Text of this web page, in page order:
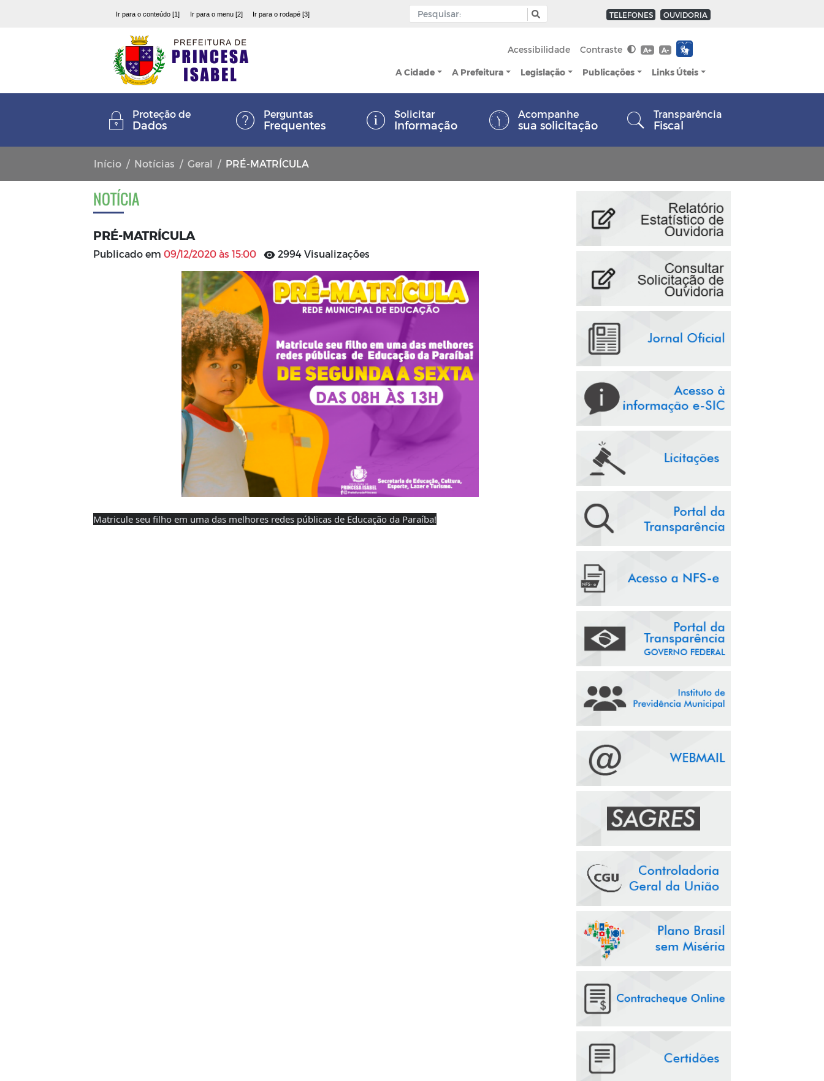
Ir para o conteúdo [1] Ir para o menu [2] Ir para o rodapé [3] TELEFONES OUVIDORIA
Acessibilidade Contraste A+ A-
A Cidade A Prefeitura Legislação Publicações Links Úteis
Proteção de
Dados
Perguntas
Frequentes
Solicitar
Informação
Acompanhe
sua solicitação
Transparência
Fiscal
Início Notícias Geral PRÉ-MATRÍCULA
NOTÍCIA
PRÉ-MATRÍCULA
Publicado em 09/12/2020 às 15:00 2994 Visualizações
Matricule seu filho em uma das melhores redes públicas de Educação da Paraíba!